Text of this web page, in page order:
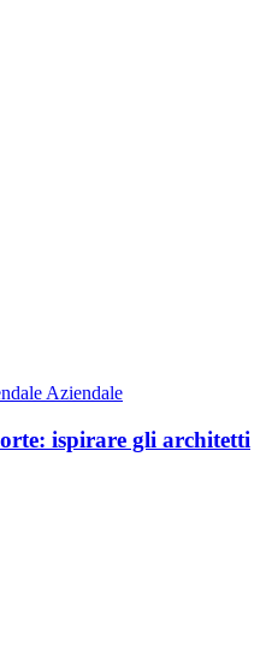
Aziendale
ispirare gli architetti